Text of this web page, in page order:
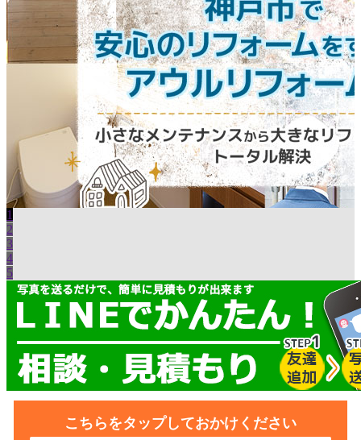
1
2
3
4
5
こちらをタップしておかけください